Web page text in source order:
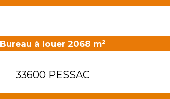
Bureau à louer 2068 m²
33600 PESSAC